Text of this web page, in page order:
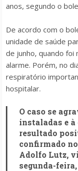
anos, segundo o
De acordo com o
unidade de saúde
de junho, quando foi
alarme. Porém, no
respiratório
hospitalar.
O caso se
instaladas e à
resultado
confirmado
Adolfo Lutz,
segunda-feira,